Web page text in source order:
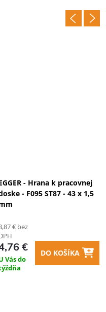
- Hrana k pracovnej
- F095 ST87 - 43 x 1,5
€ bez
€
Vás do
DO KOŠÍKA